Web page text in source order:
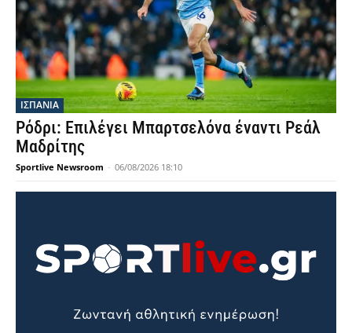
ΙΣΠΑΝΙΑ
Ρόδρι: Επιλέγει Μπαρτσελόνα έναντι Ρεάλ
Μαδρίτης
Sportlive Newsroom - 06/08/2026 18:10